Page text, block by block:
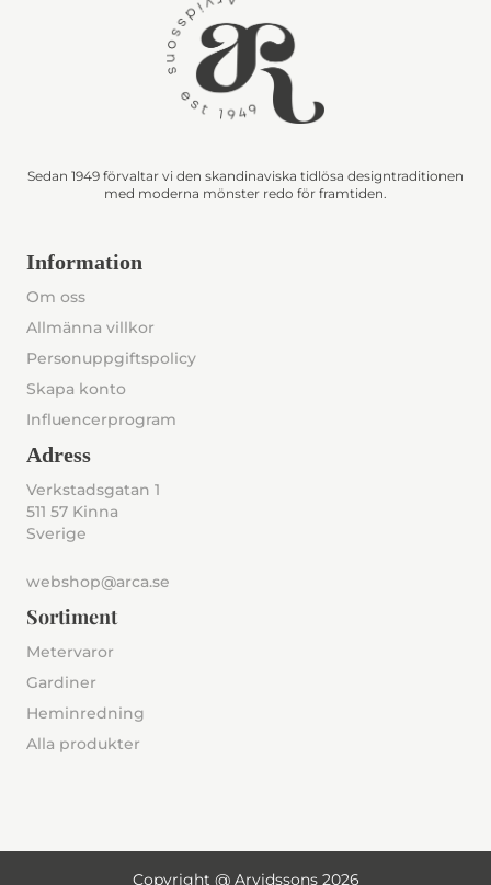
Sedan 1949 förvaltar vi den skandinaviska tidlösa designtraditionen
med moderna mönster redo för framtiden.
Information
Om oss
Allmänna villkor
Personuppgiftspolicy
Skapa konto
Influencerprogram
Adress
Verkstadsgatan 1
511 57 Kinna
Sverige
webshop@arca.se
Sortiment
Metervaror
Gardiner
Heminredning
Alla produkter
Copyright @ Arvidssons 2026